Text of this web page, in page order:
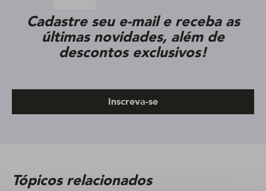
Cadastre seu e-mail e receba as
últimas novidades, além de
descontos exclusivos!
Inscreva-se
Tópicos relacionados